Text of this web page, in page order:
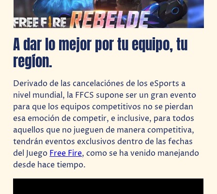
A dar lo mejor por tu equipo, tu
regíon.
Derivado de las cancelaciónes de los eSports a
nivel mundial, la FFCS supone ser un gran evento
para que los equipos competitivos no se pierdan
esa emoción de competir, e inclusive, para todos
aquellos que no jueguen de manera competitiva,
tendrán eventos exclusivos dentro de las fechas
del Juego Free Fire, como se ha venido manejando
desde hace tiempo.